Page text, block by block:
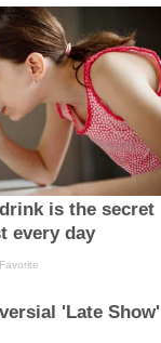
is the secret
every day
'Late Show'